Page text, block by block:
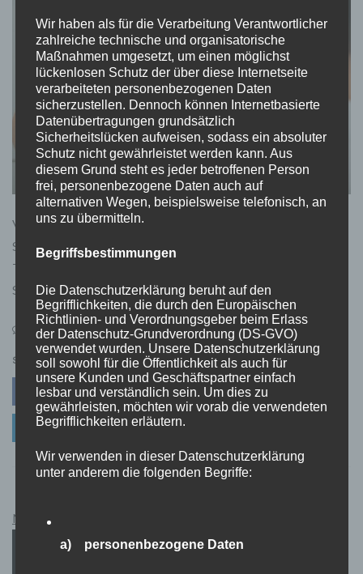
Vertrauen Sie dem professionellen Schlüsseldienst
Stuttgart – Spezialist für Einbruchschutz und
Türöffnungen – Ihre Sicherheit steht an erster Stelle!
Sicherheit und Einbruchschutz – Der Schlüsseldienst
Leave a Commenton
Schlüsseldienst
Stuttgart
✓
Professioneller
Einbruchschutz
✓
SHARE
Facebook Twitter Pinterest
Linkedin
Netflix Guthabenkarten Kauflink.>LINK<
Wir haben als für die Verarbeitung Verantwortlicher
zahlreiche technische und organisatorische
Maßnahmen umgesetzt, um einen möglichst
lückenlosen Schutz der über diese Internetseite
verarbeiteten personenbezogenen Daten
sicherzustellen. Dennoch können Internetbasierte
Datenübertragungen grundsätzlich
Sicherheitslücken aufweisen, sodass ein absoluter
Schutz nicht gewährleistet werden kann. Aus
diesem Grund steht es jeder betroffenen Person
frei, personenbezogene Daten auch auf
alternativen Wegen, beispielsweise telefonisch, an
uns zu übermitteln.
Begriffsbestimmungen
Die Datenschutzerklärung beruht auf den
Begrifflichkeiten, die durch den Europäischen
Richtlinien- und Verordnungsgeber beim Erlass
der Datenschutz-Grundverordnung (DS-GVO)
verwendet wurden. Unsere Datenschutzerklärung
soll sowohl für die Öffentlichkeit als auch für
unsere Kunden und Geschäftspartner einfach
lesbar und verständlich sein. Um dies zu
gewährleisten, möchten wir vorab die verwendeten
Begrifflichkeiten erläutern.
Wir verwenden in dieser Datenschutzerklärung
unter anderem die folgenden Begriffe:
a) personenbezogene Daten